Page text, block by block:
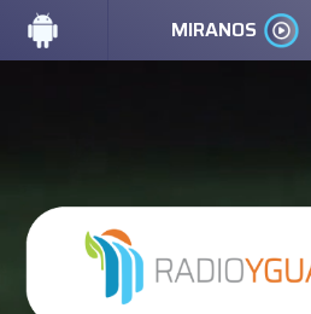
MIRANOS